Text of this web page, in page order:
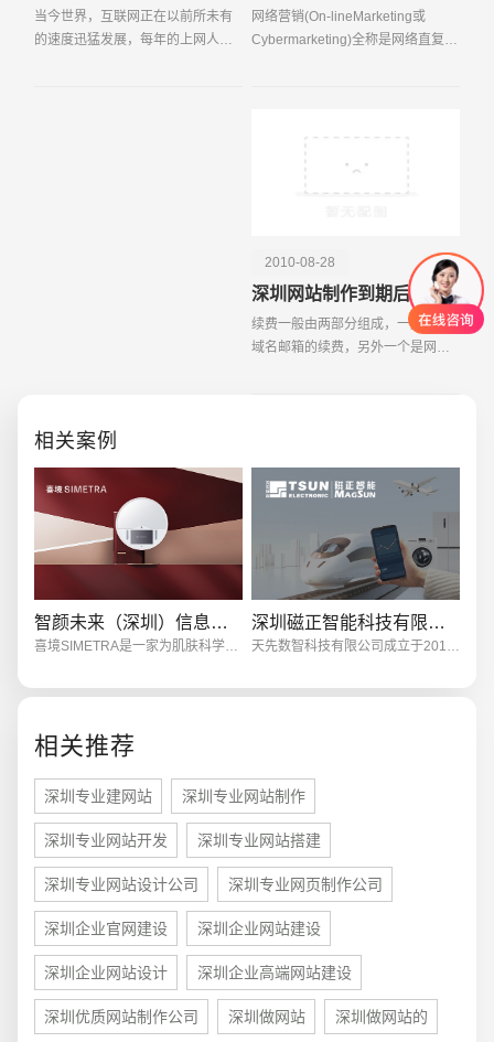
网络营销(On-lineMarketing或
Cybermarketing)全称是网络直复营
当今世界，互联网正在以前所未有
的速度迅猛发展，每年的上网人数
2010-08-28
深圳网站制作到期后怎么续费？
续费一般由两部分组成，一是空间
域名邮箱的续费，另外一个是网站
相关案例
智颜未来（深圳）信息技术
喜境SIMETRA是一家为肌肤科学而生的科技消费品品牌, 我们以“AI测肤镜”作为开端, 为消费者在护肤这件事上，辨别是非， 计较因果。
深圳磁正智能科技有限公司
天先数智科技有限公司成立于2011年、深圳磁正智能科技有限公司为其全资子公司。我们是一家专注于增量式磁栅（光栅）编码器系统、双码道绝对式磁栅编码器系统、纳米级电容传感器系统以及多类工业仪器仪表的研发、生产、销售及售后服务于一体的国家级高新技术企业。
相关推荐
深圳专业建网站 深圳专业网站制作
深圳专业网站开发 深圳专业网站搭建
深圳专业网站设计公司 深圳专业网页制作公司
深圳企业官网建设 深圳企业网站建设
深圳企业网站设计 深圳企业高端网站建设
深圳优质网站制作公司 深圳做网站 深圳做网站的
创意品牌型网站 标准企业官网建设 · 外贸网